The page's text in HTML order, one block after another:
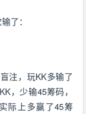
了：
注，玩KK多输了
，少输45筹码，
际上多赢了45筹